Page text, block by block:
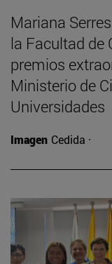
Mariana
la Facultad de
premios
Ministerio de
Universidades
Imagen Cedida ·